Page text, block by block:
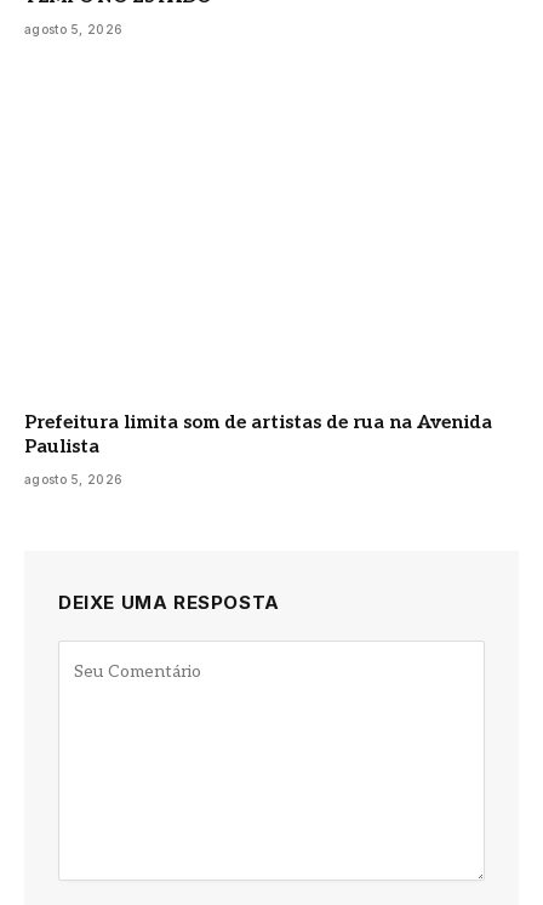
agosto 5, 2026
Prefeitura limita som de artistas de rua na Avenida
Paulista
agosto 5, 2026
DEIXE UMA RESPOSTA